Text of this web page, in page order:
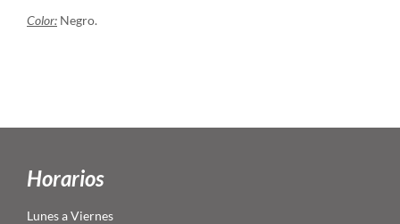
Color: Negro.
Horarios
Lunes a Viernes